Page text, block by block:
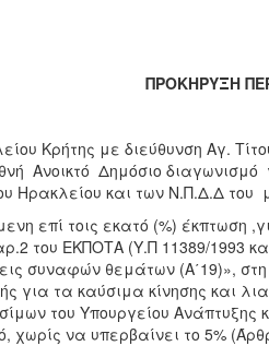
ΠΡΟΚΗΡΥΞΗ
Κρήτης με διεύθυνση Αγ.
Ανοικτό Δημόσιο
Ηρακλείου και των Ν.Π.Δ.Δ του
επί τοις εκατό (%) έκπτωση
του ΕΚΠΟΤΑ (Υ.Π 11389/1993
συναφών θεμάτων (Α΄19)»,
για τα καύσιμα κίνησης και
του Υπουργείου Ανάπτυξης
χωρίς να υπερβαίνει το 5%